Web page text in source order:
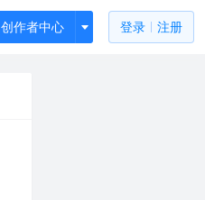
创作者中心 登录 注册